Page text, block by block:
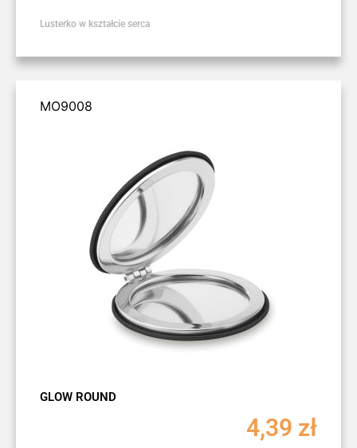
Lusterko w kształcie serca
MO9008
GLOW ROUND
4,39 zł